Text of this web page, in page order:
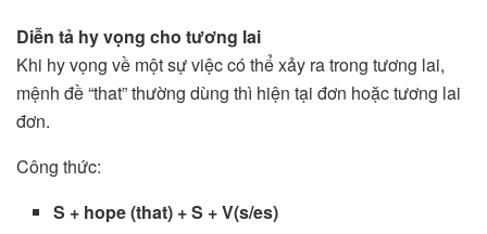
Diễn tả hy vọng cho tương lai
Khi hy vọng về một sự việc có thể xảy ra trong tương lai,
mệnh đề “that” thường dùng thì hiện tại đơn hoặc tương lai
đơn.
Công thức:
S + hope (that) + S + V(s/es)